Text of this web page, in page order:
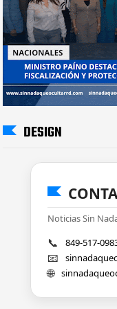
DESIGN
Noticias Sin
📞 849-517-
📧
🌐